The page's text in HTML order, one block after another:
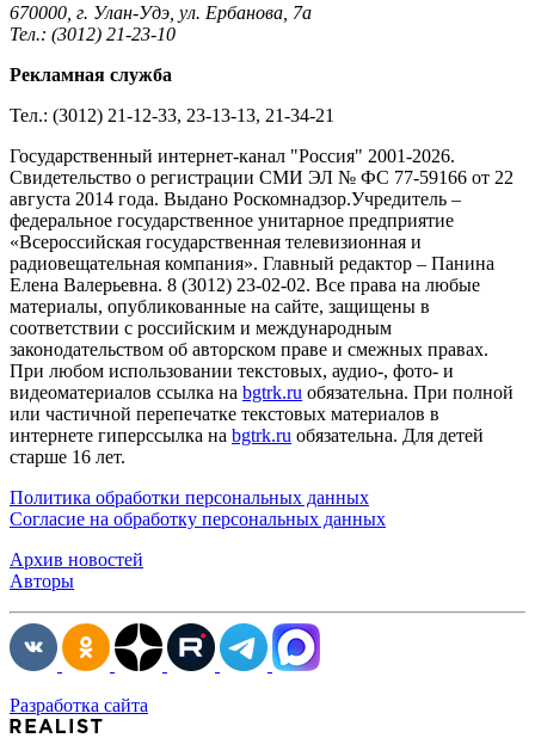
670000, г. Улан-Удэ, ул. Ербанова, 7а
Тел.: (3012) 21-23-10
Рекламная служба
Тел.: (3012) 21-12-33, 23-13-13, 21-34-21
Государственный интернет-канал "Россия" 2001-2026.
Cвидетельство о регистрации СМИ ЭЛ № ФС 77-59166 от 22
августа 2014 года. Выдано Роскомнадзор.Учредитель –
федеральное государственное унитарное предприятие
«Всероссийская государственная телевизионная и
радиовещательная компания». Главный редактор – Панина
Елена Валерьевна. 8 (3012) 23-02-02. Все права на любые
материалы, опубликованные на сайте, защищены в
соответствии с российским и международным
законодательством об авторском праве и смежных правах.
При любом использовании текстовых, аудио-, фото- и
видеоматериалов ссылка на bgtrk.ru обязательна. При полной
или частичной перепечатке текстовых материалов в
интернете гиперссылка на bgtrk.ru обязательна. Для детей
старше 16 лет.
Политика обработки персональных данных
Согласие на обработку персональных данных
Архив новостей
Авторы
Разработка сайта